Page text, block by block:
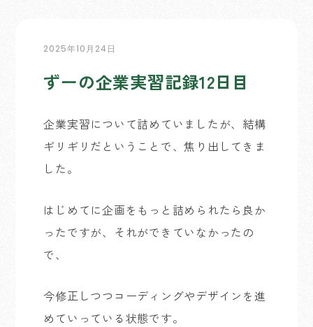
2025年10月24日
ずーの企業実習記録12日目
企業実習について詰めていましたが、結構
ギリギリだということで、焦り出してきま
した。
はじめてに企画をもっと詰められたら良か
ったですが、それができていなかったの
で、
今修正しつつコーディングやデザインを進
めていっている状態です。